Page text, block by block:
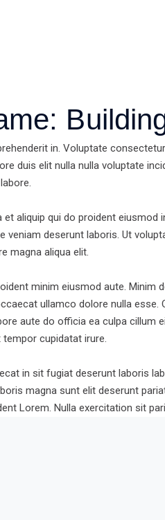
in. Voluptate
duis elit nulla nulla voluptate
aliquip qui do proident eiusmod
veniam deserunt laboris. Ut
magna aliqua elit.
minim eiusmod aute. Minim
ullamco dolore nulla
aute do officia ea culpa cillum
cupidatat irure.
in sit fugiat deserunt laboris
magna sunt elit deserunt
Lorem. Nulla exercitation sit